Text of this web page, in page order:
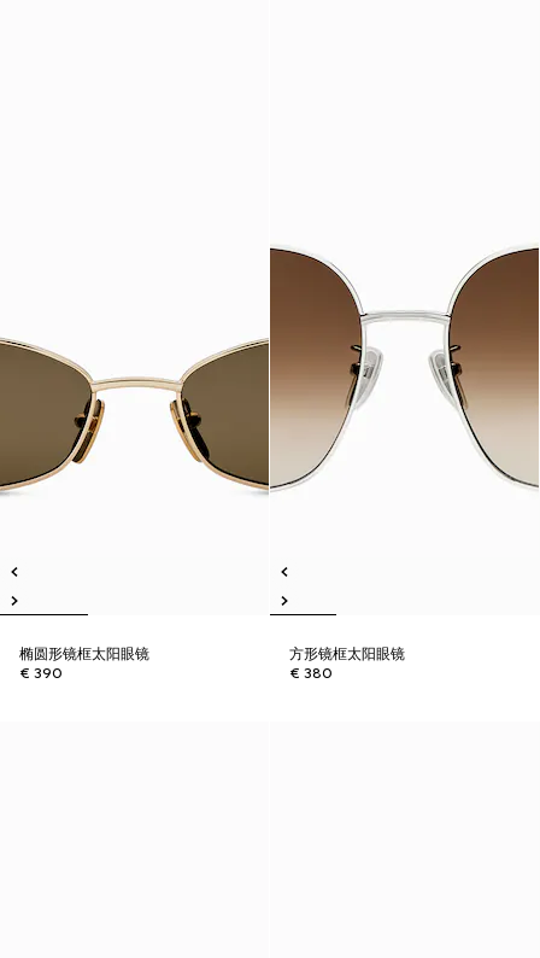
椭圆形镜框太阳眼镜
€ 390
方形镜框太阳眼镜
€ 380